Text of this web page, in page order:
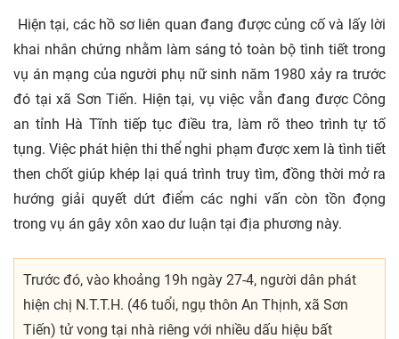
Hiện tại, các hồ sơ liên quan đang được củng cố và lấy lời
khai nhân chứng nhằm làm sáng tỏ toàn bộ tình tiết trong
vụ án mạng của người phụ nữ sinh năm 1980 xảy ra trước
đó tại xã Sơn Tiến. Hiện tại, vụ việc vẫn đang được Công
an tỉnh Hà Tĩnh tiếp tục điều tra, làm rõ theo trình tự tố
tụng. Việc phát hiện thi thể nghi phạm được xem là tình tiết
then chốt giúp khép lại quá trình truy tìm, đồng thời mở ra
hướng giải quyết dứt điểm các nghi vấn còn tồn đọng
trong vụ án gây xôn xao dư luận tại địa phương này.
Trước đó, vào khoảng 19h ngày 27-4, người dân phát
hiện chị N.T.T.H. (46 tuổi, ngụ thôn An Thịnh, xã Sơn
Tiến) tử vong tại nhà riêng với nhiều dấu hiệu bất